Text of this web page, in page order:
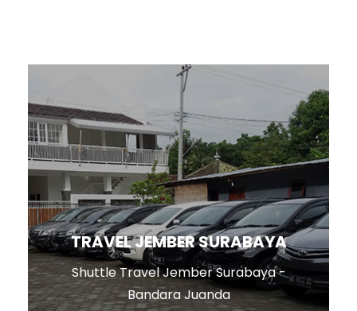
TRAVEL JEMBER SURABAYA
Shuttle Travel Jember Surabaya -
Bandara Juanda